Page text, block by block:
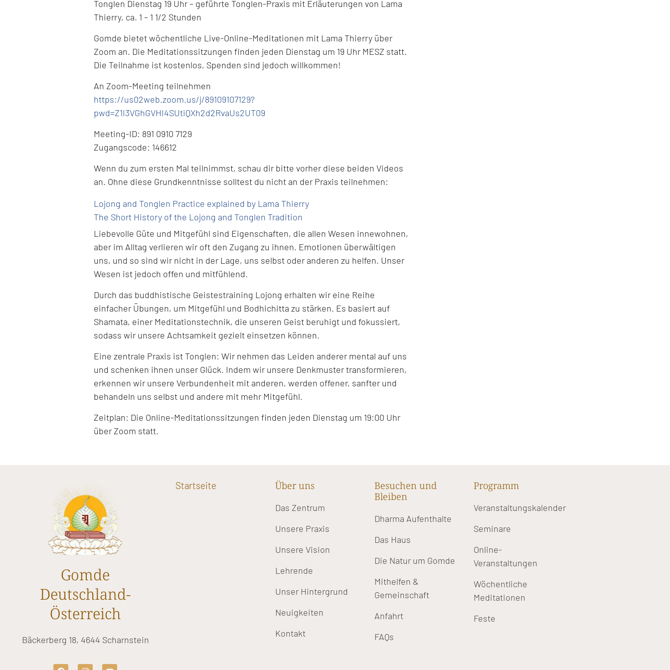
Tonglen Dienstag 19 Uhr – geführte Tonglen-Praxis mit Erläuterungen von Lama
Thierry, ca. 1 – 1 1/2 Stunden
Gomde bietet wöchentliche Live-Online-Meditationen mit Lama Thierry über
Zoom an. Die Meditationssitzungen finden jeden Dienstag um 19 Uhr MESZ statt.
Die Teilnahme ist kostenlos, Spenden sind jedoch willkommen!
An Zoom-Meeting teilnehmen
https://us02web.zoom.us/j/89109107129?
pwd=Z1I3VGhGVHI4SUtiQXh2d2RvaUs2UT09
Meeting-ID: 891 0910 7129
Zugangscode: 146612
Wenn du zum ersten Mal teilnimmst, schau dir bitte vorher diese beiden Videos
an. Ohne diese Grundkenntnisse solltest du nicht an der Praxis teilnehmen:
Lojong and Tonglen Practice explained by Lama Thierry
The Short History of the Lojong and Tonglen Tradition
Liebevolle Güte und Mitgefühl sind Eigenschaften, die allen Wesen innewohnen,
aber im Alltag verlieren wir oft den Zugang zu ihnen. Emotionen überwältigen
uns, und so sind wir nicht in der Lage, uns selbst oder anderen zu helfen. Unser
Wesen ist jedoch offen und mitfühlend.
Durch das buddhistische Geistestraining Lojong erhalten wir eine Reihe
einfacher Übungen, um Mitgefühl und Bodhichitta zu stärken. Es basiert auf
Shamata, einer Meditationstechnik, die unseren Geist beruhigt und fokussiert,
sodass wir unsere Achtsamkeit gezielt einsetzen können.
Eine zentrale Praxis ist Tonglen: Wir nehmen das Leiden anderer mental auf uns
und schenken ihnen unser Glück. Indem wir unsere Denkmuster transformieren,
erkennen wir unsere Verbundenheit mit anderen, werden offener, sanfter und
behandeln uns selbst und andere mit mehr Mitgefühl.
Zeitplan: Die Online-Meditationssitzungen finden jeden Dienstag um 19:00 Uhr
über Zoom statt.
Gomde
Deutschland-
Österreich
Bäckerberg 18, 4644 Scharnstein
F
I
Y
Startseite Über uns
Das Zentrum
Unsere Praxis
Unsere Vision
Lehrende
Unser Hintergrund
Neuigkeiten
Kontakt
Besuchen und
Bleiben
Dharma Aufenthalte
Das Haus
Die Natur um Gomde
Mithelfen &
Gemeinschaft
Anfahrt
FAQs
Programm
Veranstaltungskalender
Seminare
Online-
Veranstaltungen
Wöchentliche
Meditationen
Feste